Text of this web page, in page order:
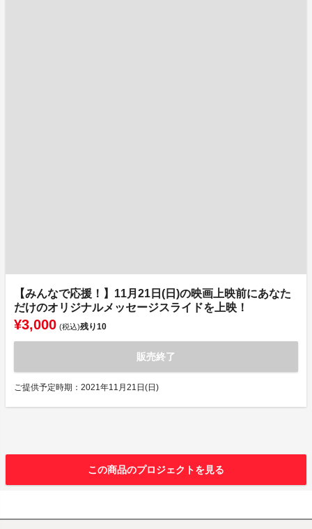
【みんなで応援！】11月21日(日)の映画上映前にあなた
だけのオリジナルメッセージスライドを上映！
¥3,000 (税込)残り10
販売終了
ご提供予定時期：2021年11月21日(日)
この商品のプロジェクトを見る